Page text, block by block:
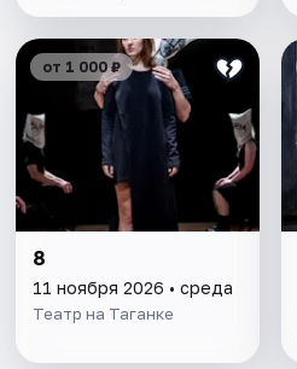
от 1 000 ₽
8
11 ноября 2026 • среда
Театр на Таганке